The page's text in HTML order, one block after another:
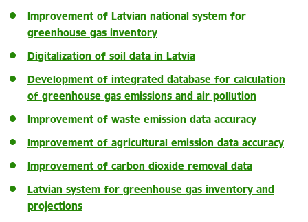
Improvement of Latvian national system for
greenhouse gas inventory
Digitalization of soil data in Latvia
Development of integrated database for calculation
of greenhouse gas emissions and air pollution
Improvement of waste emission data accuracy
Improvement of agricultural emission data accuracy
Improvement of carbon dioxide removal data
Latvian system for greenhouse gas inventory and
projections